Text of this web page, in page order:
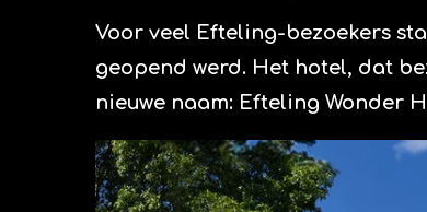
Voor veel Efteling-bezoekers
geopend werd. Het hotel, dat
nieuwe naam: Efteling Wonder